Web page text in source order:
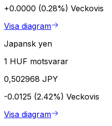
+0.0000 (0.28%) Veckovis
Visa diagram
Japansk yen
1 HUF motsvarar
0,502968 JPY
-0.0125 (2.42%) Veckovis
Visa diagram